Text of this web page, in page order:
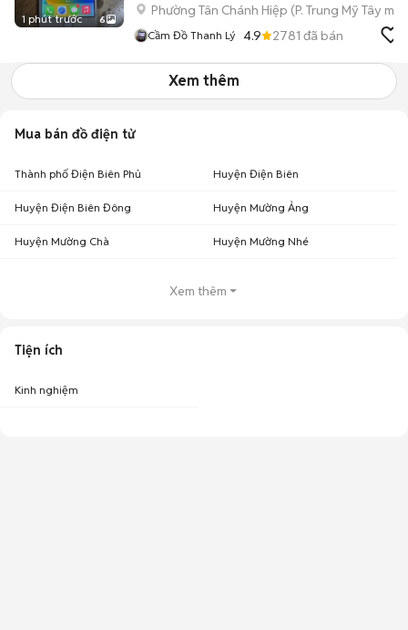
1 phút trước 6
Phường Tân Chánh Hiệp (P. Trung Mỹ Tây mới)
Cầm Đồ Thanh Lý 4.9 2781 đã bán
Xem thêm
Mua bán đồ điện tử
Thành phố Điện Biên Phủ Huyện Điện Biên
Huyện Điện Biên Đông Huyện Mường Ảng
Huyện Mường Chà Huyện Mường Nhé
Xem thêm
Tiện ích
Kinh nghiệm